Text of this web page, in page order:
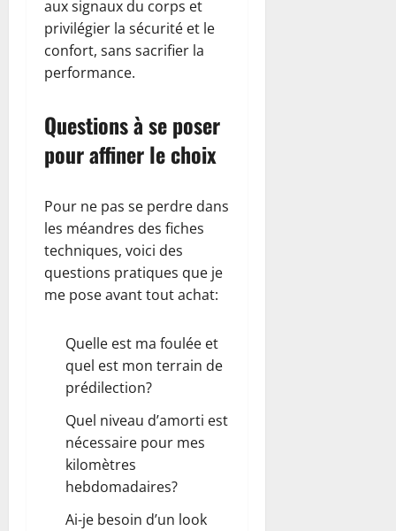
aux signaux du corps et
privilégier la sécurité et le
confort, sans sacrifier la
performance.
Questions à se poser
pour affiner le choix
Pour ne pas se perdre dans
les méandres des fiches
techniques, voici des
questions pratiques que je
me pose avant tout achat:
Quelle est ma foulée et
quel est mon terrain de
prédilection?
Quel niveau d’amorti est
nécessaire pour mes
kilomètres
hebdomadaires?
Ai-je besoin d’un look